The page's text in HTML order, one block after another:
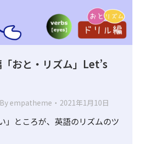
おと・リズム」Let’s
By empatheme 2021年1月10日
」ところが、英語のリズムのツ